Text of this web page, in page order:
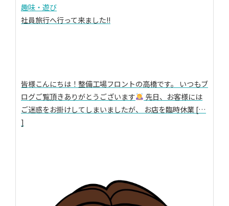
趣味・遊び
社員旅行へ行って来ました!!
皆様こんにちは！整備工場フロントの高橋です。 いつもブ
ログご覧頂きありがとうございます
先日、お客様には
ご迷惑をお掛けしてしまいましたが、 お店を臨時休業 […
]